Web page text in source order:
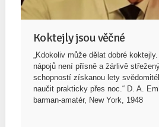
Koktejly jsou věčné
„Kdokoliv může dělat dobré
nápojů není přísně a žárlivě
schopností získanou lety
naučit prakticky přes noc.“ D. A.
barman-amatér, New York, 1948